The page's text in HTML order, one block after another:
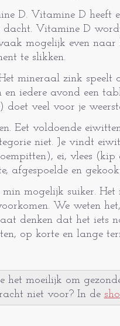
D. Vitamine D heeft
dacht. Vitamine D
mogelijk even
te slikken.
mineraal zink speelt
en iedere avond een
doet veel voor je
Eet voldoende
niet. Je vindt
ei, vlees
afgespoelde en
min mogelijk suiker.
We weten
denken dat het iets
op korte en lange
het moeilijk om
niet voor? In de